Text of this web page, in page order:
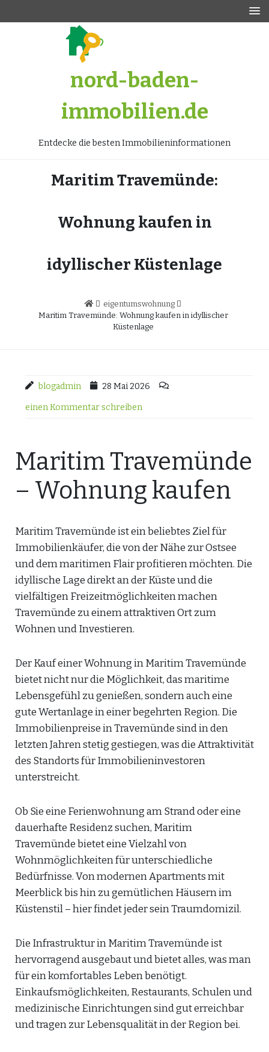
nord-baden-
immobilien.de
Entdecke die besten Immobilieninformationen
Maritim Travemünde:
Wohnung kaufen in
idyllischer Küstenlage
eigentumswohnung
Maritim Travemünde: Wohnung kaufen in idyllischer
Küstenlage
blogadmin 28 Mai 2026
einen Kommentar schreiben
Maritim Travemünde
– Wohnung kaufen
Maritim Travemünde ist ein beliebtes Ziel für
Immobilienkäufer, die von der Nähe zur Ostsee
und dem maritimen Flair profitieren möchten. Die
idyllische Lage direkt an der Küste und die
vielfältigen Freizeitmöglichkeiten machen
Travemünde zu einem attraktiven Ort zum
Wohnen und Investieren.
Der Kauf einer Wohnung in Maritim Travemünde
bietet nicht nur die Möglichkeit, das maritime
Lebensgefühl zu genießen, sondern auch eine
gute Wertanlage in einer begehrten Region. Die
Immobilienpreise in Travemünde sind in den
letzten Jahren stetig gestiegen, was die Attraktivität
des Standorts für Immobilieninvestoren
unterstreicht.
Ob Sie eine Ferienwohnung am Strand oder eine
dauerhafte Residenz suchen, Maritim
Travemünde bietet eine Vielzahl von
Wohnmöglichkeiten für unterschiedliche
Bedürfnisse. Von modernen Apartments mit
Meerblick bis hin zu gemütlichen Häusern im
Küstenstil – hier findet jeder sein Traumdomizil.
Die Infrastruktur in Maritim Travemünde ist
hervorragend ausgebaut und bietet alles, was man
für ein komfortables Leben benötigt.
Einkaufsmöglichkeiten, Restaurants, Schulen und
medizinische Einrichtungen sind gut erreichbar
und tragen zur Lebensqualität in der Region bei.